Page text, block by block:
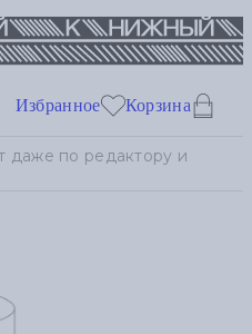
Избранное Корзина